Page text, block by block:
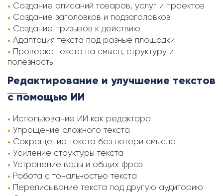
Создание описаний товаров, услуг и проектов
Создание заголовков и подзаголовков
Создание призывов к действию
Адаптация текста под разные площадки
Проверка текста на смысл, структуру и
полезность
Редактирование и улучшение текстов
с помощью ИИ
Использование ИИ как редактора
Упрощение сложного текста
Сокращение текста без потери смысла
Усиление структуры текста
Устранение воды и общих фраз
Работа с тональностью текста
Переписывание текста под другую аудиторию